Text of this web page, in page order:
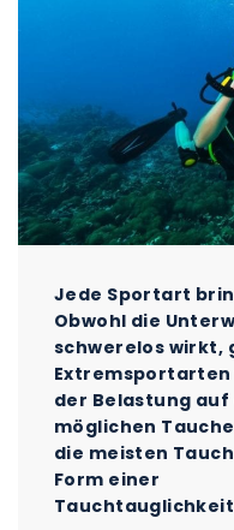
Jede Sportart
Obwohl die
schwerelos wirkt,
Extremsportarten
der Belastung auf
möglichen
die meisten
Form einer